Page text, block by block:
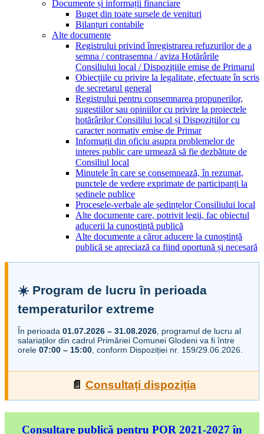
Documente și informații financiare
Buget din toate sursele de venituri
Bilanțuri contabile
Alte documente
Registrului privind înregistrarea refuzurilor de a
semna / contrasemna / aviza Hotărârile
Consiliului local / Dispozițiile emise de Primarul
Obiecțiile cu privire la legalitate, efectuate în scris
de secretarul general
Registrului pentru consemnarea propunerilor,
sugestiilor sau opiniilor cu privire la proiectele
hotărârilor Consililui local și Dispozițiilor cu
caracter normativ emise de Primar
Informații din oficiu asupra problemelor de
interes public care urmează să fie dezbătute de
Consiliul local
Minutele în care se consemnează, în rezumat,
punctele de vedere exprimate de participanți la
ședinele publice
Procesele-verbale ale ședințelor Consiliului local
Alte documente care, potrivit legii, fac obiectul
aducerii la cunoștință publică
Alte documente a căror aducere la cunoștință
publică se apreciază ca fiind oportună și necesară
☀️ Program de lucru în perioada
temperaturilor extreme
În perioada 01.07.2026 – 31.08.2026 , programul de lucru al
salariaților din cadrul Primăriei Comunei Glodeni va fi între
orele 07:00 – 15:00 , conform Dispoziției nr. 159/29.06.2026.
📄 Consultați dispoziția
Consultare publică pentru POR 2021-2027 în